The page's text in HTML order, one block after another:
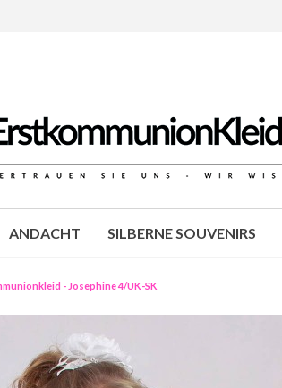
ANDACHT SILBERNE SOUVENIRS
- Josephine 4/UK-SK